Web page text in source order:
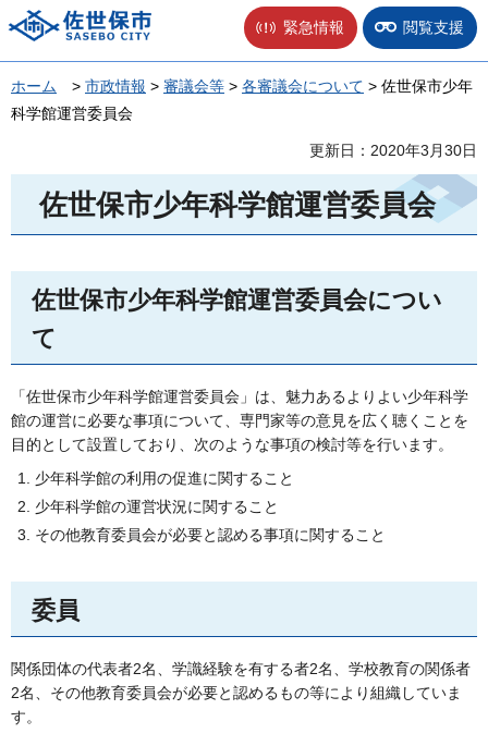
佐世保市 緊急情報 閲覧支援
ホーム > 市政情報 > 審議会等 > 各審議会について > 佐世保市少年
科学館運営委員会
更新日：2020年3月30日
佐世保市少年科学館運営委員会
佐世保市少年科学館運営委員会につい
て
「佐世保市少年科学館運営委員会」は、魅力あるよりよい少年科学
館の運営に必要な事項について、専門家等の意見を広く聴くことを
目的として設置しており、次のような事項の検討等を行います。
少年科学館の利用の促進に関すること
少年科学館の運営状況に関すること
その他教育委員会が必要と認める事項に関すること
委員
関係団体の代表者2名、学識経験を有する者2名、学校教育の関係者
2名、その他教育委員会が必要と認めるもの等により組織していま
す。